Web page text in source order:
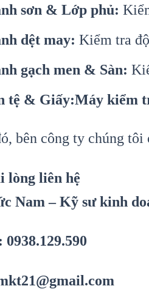
sơn & Lớp phủ:
dệt may: Kiểm tra
gạch men & Sàn:
tệ & Giấy:Máy kiểm
bên công ty chúng
lòng liên hệ
Nam – Kỹ sư kinh